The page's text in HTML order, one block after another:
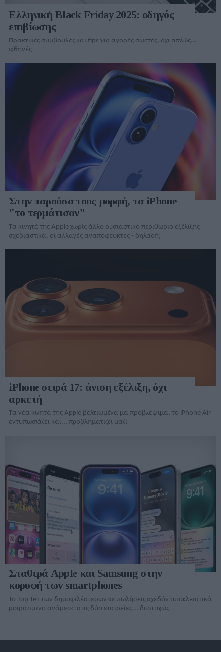
Ελληνική Black Friday 2025: οδηγός
επιβίωσης
Πρακτικές συμβουλές και tips για αγορές σωστές, όχι απλώς...
φθηνές
Στην παρούσα τους μορφή, τα iPhone
"το τερμάτισαν"
Τα κινητά της Apple χωρίς άλλο ουσιαστικό περιθώριο εξέλιξης
σχεδιαστικά, οι αλλαγές αναπόφευκτες - δηλαδή;
iPhone σειρά 17: άνιση εξέλιξη, όχι
αρκετή
Τα νέα κινητά της Apple βελτιωμένα μα προβλέψιμα, το iPhone Air
εντυπωσιάζει και... προβληματίζει μαζί
Σταθερά Apple και Samsung στην
κορυφή των smartphones
Το Top Ten των δημοφιλέστερων σε πωλήσεις σχεδόν αποκλειστικά
μοιρασμένο ανάμεσα στις δύο εταιρείες... δυστυχώς